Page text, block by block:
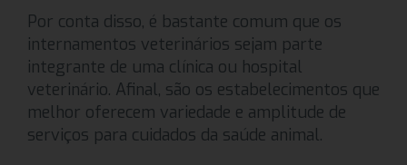
Por conta disso, é bastante comum que os
internamentos veterinários sejam parte
integrante de uma clínica ou hospital
veterinário. Afinal, são os estabelecimentos que
melhor oferecem variedade e amplitude de
serviços para cuidados da saúde animal.